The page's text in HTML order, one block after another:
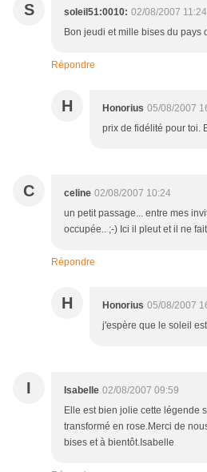
S soleil51:0010: 02/08/2007 11:24
Bon jeudi et mille bises du pays
Répondre
H Honorius 05/08/2007
prix de fidélité pour toi.
C celine 02/08/2007 10:24
un petit passage... entre mes
occupée.. ;-) Ici il pleut et il ne
Répondre
H Honorius 05/08/2007
j'espère que le soleil
I Isabelle 02/08/2007 09:59
Elle est bien jolie cette légende
transformé en rose.Merci de
bises et à bientôt.Isabelle